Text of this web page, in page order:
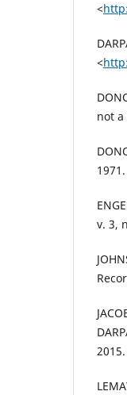
<
<
not a
1971.
v. 3,
2015.